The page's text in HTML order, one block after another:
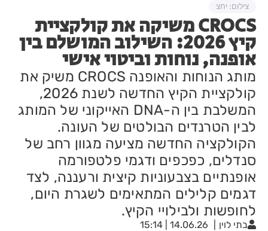
CROCS משיקה את קולקציית
קיץ 2026: השילוב המושלם בין
אופנה, נוחות וביטוי אישי
מותג הנוחות והאופנה CROCS משיק את
קולקציית הקיץ החדשה לשנת 2026,
המשלבת בין ה-DNA האייקוני של המותג
לבין הטרנדים הבולטים של העונה.
הקולקציה החדשה מציעה מגוון רחב של
סנדלים, כפכפים ודגמי פלטפורמה
אופנתיים בצבעוניות קיצית ורעננה, לצד
דגמים קלילים המתאימים לשגרת היום,
לחופשות ולבילויי הקיץ.
בתי לוין 14.06.26 | 15:14
צילום: יחצ